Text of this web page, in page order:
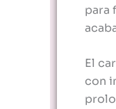
para
El
con